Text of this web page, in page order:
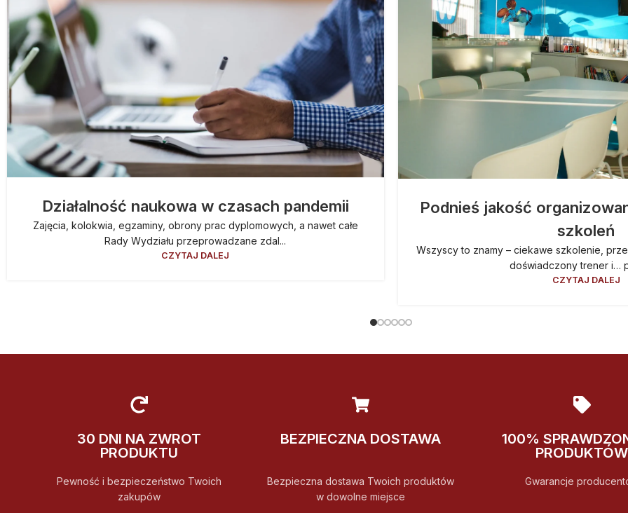
Działalność naukowa w czasach pandemii
Zajęcia, kolokwia, egzaminy, obrony prac dyplomowych, a nawet całe
Rady Wydziału przeprowadzane zdal...
CZYTAJ DALEJ
Podnieś jakość
szkoleń
Wszyscy to znamy – ciekawe szkolenie,
doświadczony trener i…
CZYTAJ DALEJ
30 DNI NA ZWROT
PRODUKTU
Pewność i bezpieczeństwo Twoich
zakupów
BEZPIECZNA DOSTAWA
Bezpieczna dostawa Twoich produktów
w dowolne miejsce
100%
PRODUKTÓW
Gwarancje